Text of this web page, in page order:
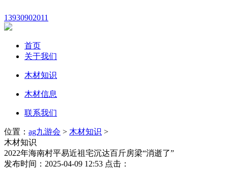
13930902011
首页
关于我们
木材知识
木材信息
联系我们
位置： ag九游会 > 木材知识 >
木材知识
2022年海南村平易近祖宅沉达百斤房梁“消逝了”
发布时间：2025-04-09 12:53 点击：